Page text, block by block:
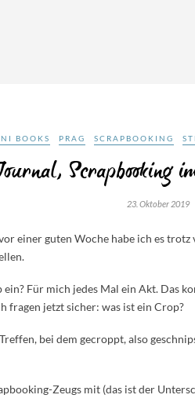
BOOKS PRAG SCRAPBOOKING
Scrapbooking
23. Oktober 2019
einer guten Woche habe ich es
Für mich jedes Mal ein Akt. Das
fragen jetzt sicher: was ist ein Crop?
bei dem gecroppt, also
Zeugs mit (das ist der